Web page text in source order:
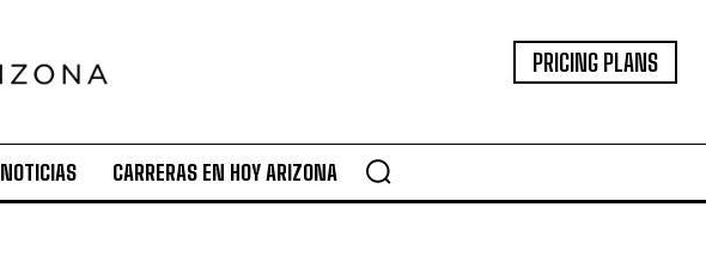
PRICING PLANS
NOTICIAS CARRERAS EN HOY ARIZONA